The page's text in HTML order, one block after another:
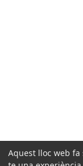
Aquest lloc web